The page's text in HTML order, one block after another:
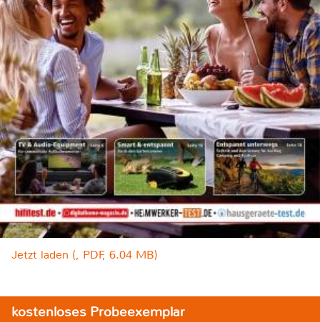
Jetzt laden (, PDF, 6.04 MB)
kostenloses Probeexemplar